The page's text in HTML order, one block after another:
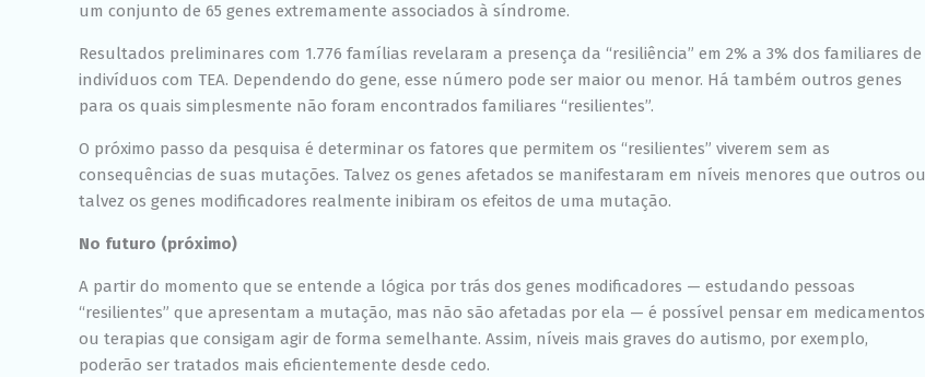
um conjunto de 65 genes extremamente associados à síndrome.
Resultados preliminares com 1.776 famílias revelaram a presença da “resiliência” em 2% a 3% dos familiares de
indivíduos com TEA. Dependendo do gene, esse número pode ser maior ou menor. Há também outros genes
para os quais simplesmente não foram encontrados familiares “resilientes”.
O próximo passo da pesquisa é determinar os fatores que permitem os “resilientes” viverem sem as
consequências de suas mutações. Talvez os genes afetados se manifestaram em níveis menores que outros ou
talvez os genes modificadores realmente inibiram os efeitos de uma mutação.
No futuro (próximo)
A partir do momento que se entende a lógica por trás dos genes modificadores — estudando pessoas
“resilientes” que apresentam a mutação, mas não são afetadas por ela — é possível pensar em medicamentos
ou terapias que consigam agir de forma semelhante. Assim, níveis mais graves do autismo, por exemplo,
poderão ser tratados mais eficientemente desde cedo.